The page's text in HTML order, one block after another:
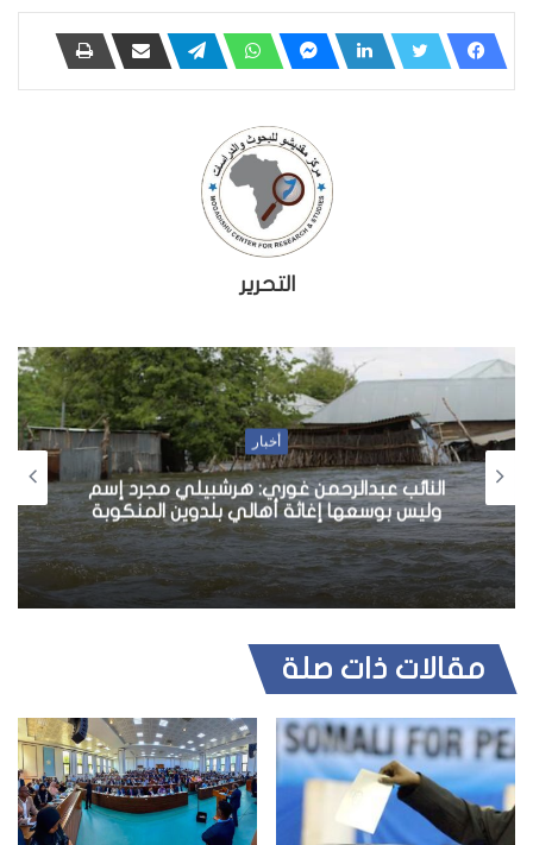
التحرير
أخبار
النائب عبدالرحمن غوري: هرشبيلي مجرد إسم
وليس بوسعها إغاثة أهالي بلدوين المنكوبة
مقالات ذات صلة